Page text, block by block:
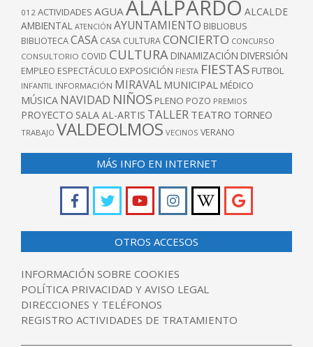
012 ACTIVIDADES AGUA ALALPARDO ALCALDE
AMBIENTAL ATENCIÓN AYUNTAMIENTO BIBLIOBUS
BIBLIOTECACASA CASA CULTURACONCIERTO CONCURSO
CONSULTORIO COVID CULTURA DINAMIZACIÓN DIVERSIÓN
EMPLEO ESPECTÁCULO EXPOSICIÓN FIESTA FIESTAS FUTBOL
INFANTIL INFORMACIÓN MIRAVAL MUNICIPAL MÉDICO
MÚSICA NAVIDAD NIÑOS PLENO POZO PREMIOS
PROYECTO SALA AL-ARTIS TALLER TEATRO TORNEO
TRABAJO VALDEOLMOS VECINOS VERANO
MÁS INFO EN INTERNET
OTROS ACCESOS
INFORMACIÓN SOBRE COOKIES
POLÍTICA PRIVACIDAD Y AVISO LEGAL
DIRECCIONES Y TELÉFONOS
REGISTRO ACTIVIDADES DE TRATAMIENTO